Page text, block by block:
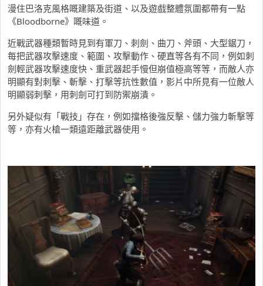
漫住巴洛克風格嘅建築及街道、以及遊戲整體氛圍都帶有一點
《Bloodborne》嘅味道。
近戰武器種類暫時見到有軍刀、刺劍、曲刀、斧頭、大型鋸刀，
每把武器攻擊速度、範圍、攻擊動作、硬直等各有不同，例如刺
劍輕武器攻擊速度快、重武器起手慢但崩值極高等等，而敵人亦
明顯有對刺擊、斬擊、打擊等抗性數值，影片中所見有一位敵人
明顯弱刺擊，用刺劍可打到防禦崩潰。
另外疑似有「戰技」存在，例如擋格後強反擊、儲力強力斬擊等
等，亦有火槍一類遠距離武器使用。